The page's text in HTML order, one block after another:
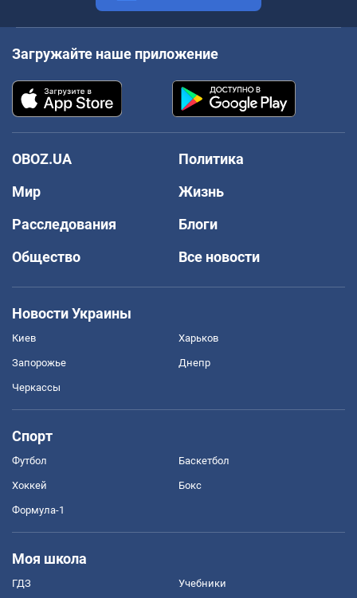
Загружайте наше приложение
OBOZ.UA
Политика
Мир
Жизнь
Расследования
Блоги
Общество
Все новости
Новости Украины
Киев Харьков
Запорожье Днепр
Черкассы
Спорт
Футбол Баскетбол
Хоккей Бокс
Формула-1
Моя школа
ГДЗ Учебники